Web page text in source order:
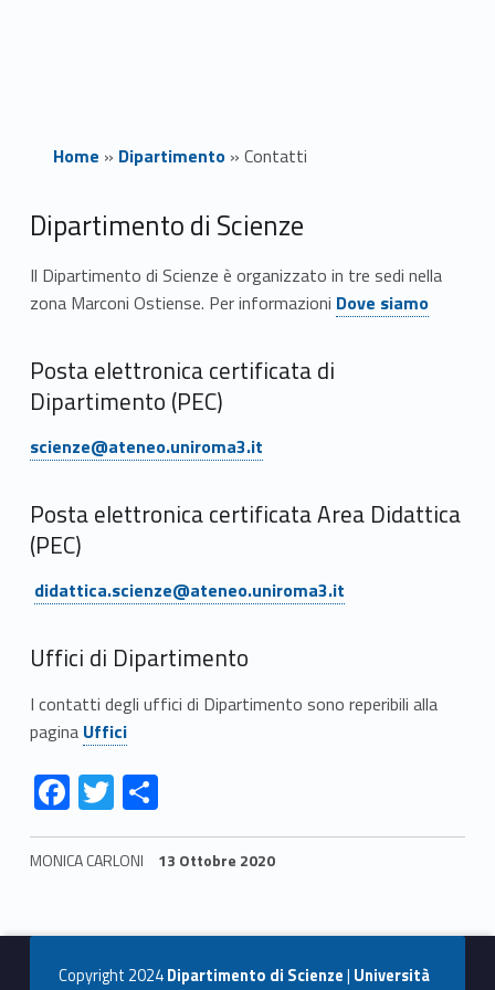
Home » Dipartimento» Contatti
C
o
n
t
a
t
t
i
Dipartimento di Scienze
Il Dipartimento di Scienze è organizzato in tre sedi nella
zona Marconi Ostiense. Per informazioni Link identifier #identifier__119699-1
Dove siamo
Posta elettronica certificata di
Dipartimento (PEC)
Link identifier #identifier__28599-3PEC: Link identifier #identifier__189044-5
scienze@ateneo.uniroma3.it
scienze@ateneo.uniroma3.it
Posta elettronica certificata Area Didattica
(PEC)
Link identifier #identifier__48933-4PEC:Link identifier #identifier__185693-5
didattica.scienze@ateneo.uniroma3.it
Link identifier #identifier__185693-5
didattica.scienze@ateneo.uniroma3.it
Uffici di Dipartimento
I contatti degli uffici di Dipartimento sono reperibili alla
pagina Link identifier #identifier__152919-2
Uffici
Link identifier #identifier__110188-3
F
ac
e
o
o
Link identifier #identifier__19054-4 T
w
itt
Link identifier #identifier__82947-5 C
o
n
vi
di
MONICA CARLONI 13 Ottobre 2020
Copyright 2024Dipartimento di Scienze| Università